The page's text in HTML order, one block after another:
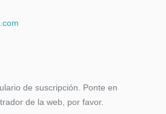
de suscripción. Ponte en
de la web, por favor.